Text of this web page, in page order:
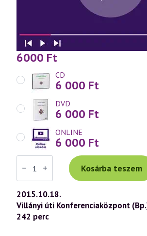
6000 Ft
CD
6 000 Ft
DVD
6 000 Ft
ONLINE
6 000 Ft
Váradi
Tibor
előadás
(712)
—
Félelem
és
bátorság
a
Kosárba teszem
2015.10.18.
Villányi úti Konferenciaközpont
242 perc